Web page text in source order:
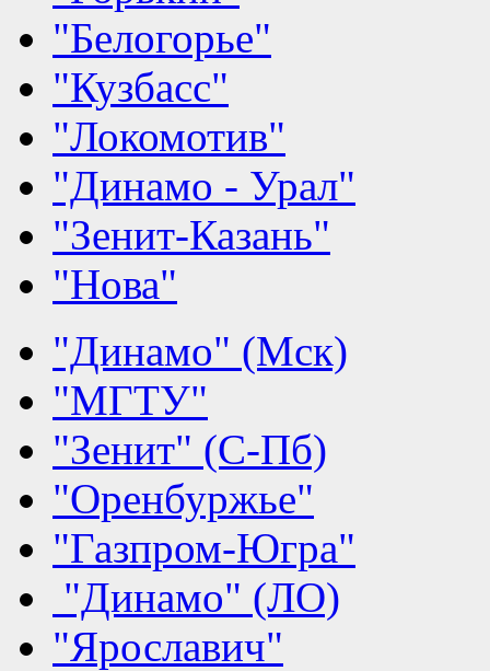
"Белогорье"
"Кузбасс"
"Локомотив"
"Динамо - Урал"
"Зенит-Казань"
"Нова"
"Динамо" (Мск)
"МГТУ"
"Зенит" (С-Пб)
"Оренбуржье"
"Газпром-Югра"
"Динамо" (ЛО)
"Ярославич"